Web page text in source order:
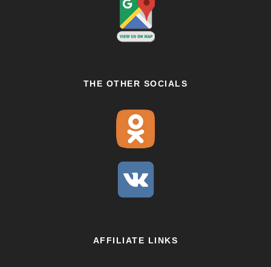
THE OTHER SOCIALS
AFFILIATE LINKS